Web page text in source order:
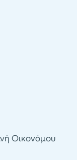
Οικονόμου